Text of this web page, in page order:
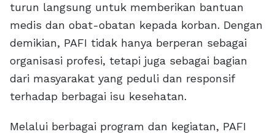
turun langsung untuk memberikan bantuan
medis dan obat-obatan kepada korban. Dengan
demikian, PAFI tidak hanya berperan sebagai
organisasi profesi, tetapi juga sebagai bagian
dari masyarakat yang peduli dan responsif
terhadap berbagai isu kesehatan.
Melalui berbagai program dan kegiatan, PAFI